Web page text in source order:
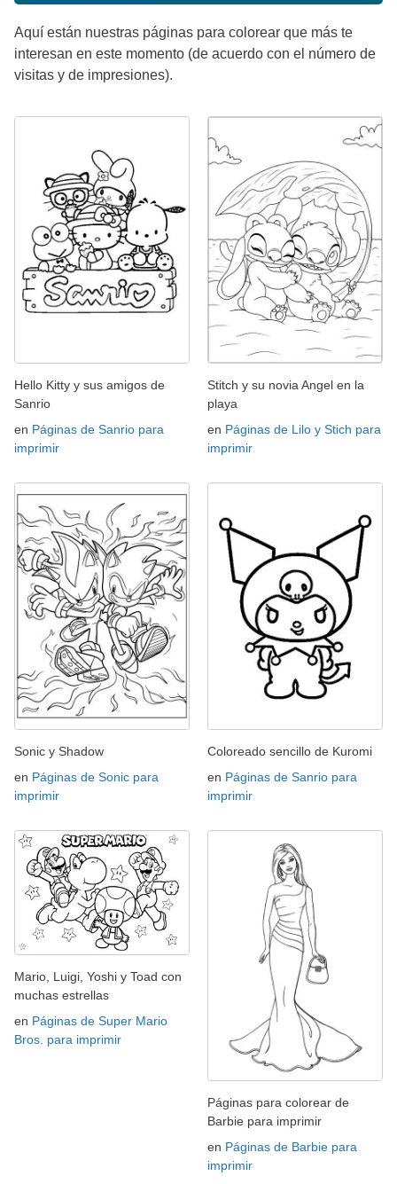
Aquí están nuestras páginas para colorear que más te
interesan en este momento (de acuerdo con el número de
visitas y de impresiones).
Hello Kitty y sus amigos de
Sanrio
en Páginas de Sanrio para
imprimir
Stitch y su novia Angel en la
playa
en Páginas de Lilo y Stich para
imprimir
Sonic y Shadow
en Páginas de Sonic para
imprimir
Coloreado sencillo de Kuromi
en Páginas de Sanrio para
imprimir
Mario, Luigi, Yoshi y Toad con
muchas estrellas
en Páginas de Super Mario
Bros. para imprimir
Páginas para colorear de
Barbie para imprimir
en Páginas de Barbie para
imprimir